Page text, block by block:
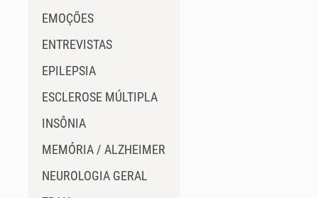
EMOÇÕES
ENTREVISTAS
EPILEPSIA
ESCLEROSE MÚLTIPLA
INSÔNIA
MEMÓRIA / ALZHEIMER
NEUROLOGIA GERAL